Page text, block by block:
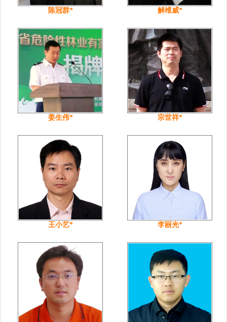
陈冠群* 解维威*
姜生伟* 宗世祥*
王小艺* 李丽光*